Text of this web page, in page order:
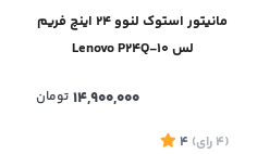
مانیتور استوک لنوو 24 اینچ فریم
لس Lenovo P24Q-10
14,900,000 تومان
(4 رای)
4